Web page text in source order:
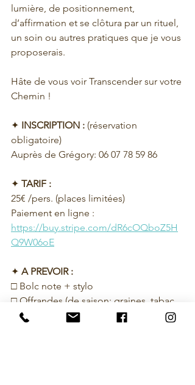
lumière, de positionnement,
d’affirmation et se clôtura par un rituel,
un soin ou autres pratiques que je vous
proposerais.
Hâte de vous voir Transcender sur votre
Chemin !
✦ INSCRIPTION : (réservation
obligatoire)
Auprès de Grégory: 06 07 78 59 86
✦ TARIF :
25€ /pers. (places limitées)
Paiement en ligne :
https://buy.stripe.com/dR6cOQboZ5H
Q9W06oE
✦ A PREVOIR :
□ Bolc note + stylo
□ Offrandes (de saison: graines, tabac,
encens, fruits, fleurs, biscuits, éléments